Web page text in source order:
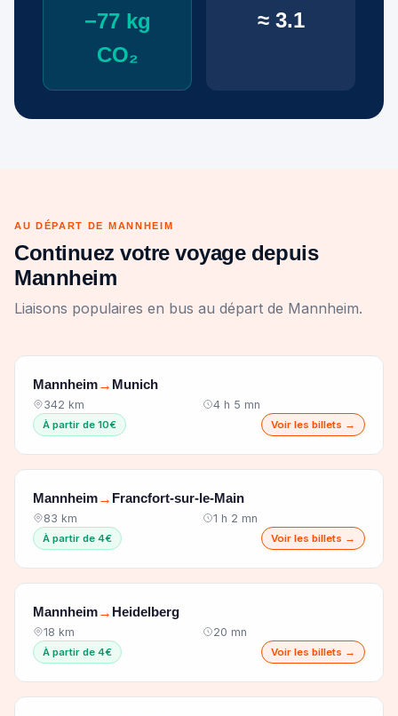
−77 kg
CO₂
≈ 3.1
AU DÉPART DE MANNHEIM
Continuez votre voyage depuis
Mannheim
Liaisons populaires en bus au départ de Mannheim.
Mannheim→ Munich
342 km 4 h 5 mn
À partir de 10€ Voir les billets →
Mannheim→ Francfort-sur-le-Main
83 km 1 h 2 mn
À partir de 4€ Voir les billets →
Mannheim→ Heidelberg
18 km 20 mn
À partir de 4€ Voir les billets →